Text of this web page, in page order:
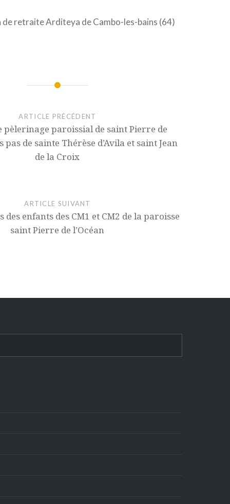
de retraite Arditeya de Cambo-les-bains (64)
ARTICLE PRÉCÉDENT
pèlerinage paroissial de saint Pierre de
pas de sainte Thérèse d’Avila et saint Jean
de la Croix
ARTICLE SUIVANT
des enfants des CM1 et CM2 de la paroisse
saint Pierre de l’Océan